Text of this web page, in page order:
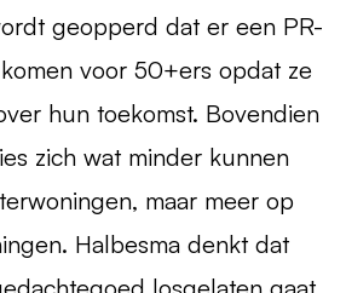
geopperd dat er een PR-
voor 50+ers opdat ze
hun toekomst. Bovendien
zich wat minder kunnen
maar meer op
Halbesma denkt dat